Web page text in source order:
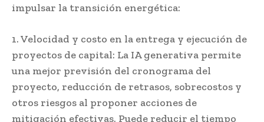
impulsar la transición energética:
1. Velocidad y costo en la entrega y ejecución de
proyectos de capital: La IA generativa permite
una mejor previsión del cronograma del
proyecto, reducción de retrasos, sobrecostos y
otros riesgos al proponer acciones de
mitigación efectivas. Puede reducir el tiempo